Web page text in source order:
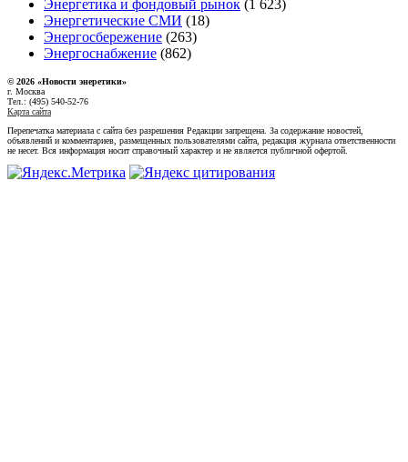
Энергетика и фондовый рынок (1 623)
Энергетические СМИ (18)
Энергосбережение (263)
Энергоснабжение (862)
© 2026 «Новости энеретики»
г. Москва
Тел.: (495) 540-52-76
Карта сайта
Перепечатка материала с сайта без разрешения Редакции запрещена. За содержание новостей,
объявлений и комментариев, размещенных пользователями сайта, редакция журнала ответственности
не несет. Вся информация носит справочный характер и не является публичной офертой.